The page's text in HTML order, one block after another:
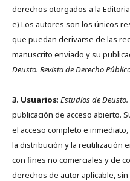
derechos otorgados a la
e) Los autores son los únicos
que puedan derivarse de las
manuscrito enviado y su
Deusto. Revista de Derecho
3. Usuarios: Estudios de
publicación de acceso abierto.
el acceso completo e
la distribución y la reutilización
con fines no comerciales y de
derechos de autor aplicable,